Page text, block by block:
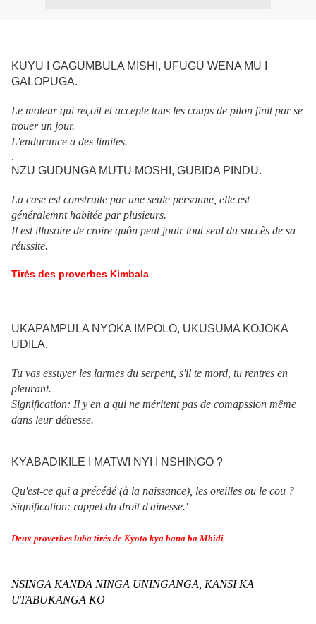
KUYU I GAGUMBULA MISHI, UFUGU WENA MU I
GALOPUGA.
Le moteur qui reçoit et accepte tous les coups de pilon finit par se
trouer un jour.
L'endurance a des limites.
NZU GUDUNGA MUTU MOSHI, GUBIDA PINDU.
La case est construite par une seule personne, elle est
généralemnt habitée par plusieurs.
Il est illusoire de croire quôn peut jouir tout seul du succès de sa
réussite.
Tirés des proverbes Kimbala
UKAPAMPULA NYOKA IMPOLO, UKUSUMA KOJOKA
UDILA
Tu vas essuyer les larmes du serpent, s'il te mord, tu rentres en
pleurant.
Signification: Il y en a qui ne méritent pas de comapssion même
dans leur détresse.
KYABADIKILE I MATWI NYI I NSHINGO ?
Qu'est-ce qui a précédé (à la naissance), les oreilles ou le cou ?
Signification: rappel du droit d'ainesse.'
Deux proverbes luba tirés de Kyoto kya bana ba Mbidi
NSINGA KANDA NINGA UNINGANGA, KANSI KA
UTABUKANGA KO